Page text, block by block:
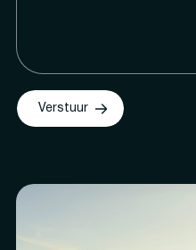
Verstuur